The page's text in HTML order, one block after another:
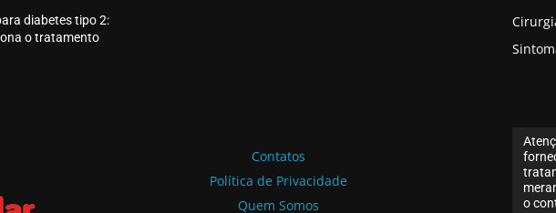
diabetes tipo 2:
o tratamento
Contatos
Política de Privacidade
Quem Somos
o